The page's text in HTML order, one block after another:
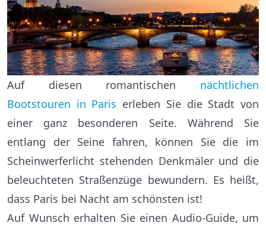
Auf diesen romantischen nächtlichen
Bootstouren in Paris erleben Sie die Stadt von
einer ganz besonderen Seite. Während Sie
entlang der Seine fahren, können Sie die im
Scheinwerferlicht stehenden Denkmäler und die
beleuchteten Straßenzüge bewundern. Es heißt,
dass Paris bei Nacht am schönsten ist!
Auf Wunsch erhalten Sie einen Audio-Guide, um